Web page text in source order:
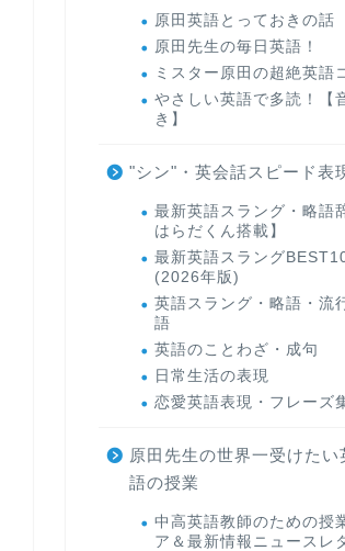
原田英語とっておきの話
原田先生の毎日英語！
ミスター原田の超絶英語
やさしい英語で多読！【
き】
"シン"・英会話スピード表
最新英語スラング・略語
はらだくん搭載】
最新英語スラング
(2026年版)
英語スラング・略語・流
語
英語のことわざ・成句
日常生活の表現
恋愛英語表現・フレーズ
原田先生の世界一受けたい
語の授業
中高英語教師のための授
ア＆最新情報ニュースレ